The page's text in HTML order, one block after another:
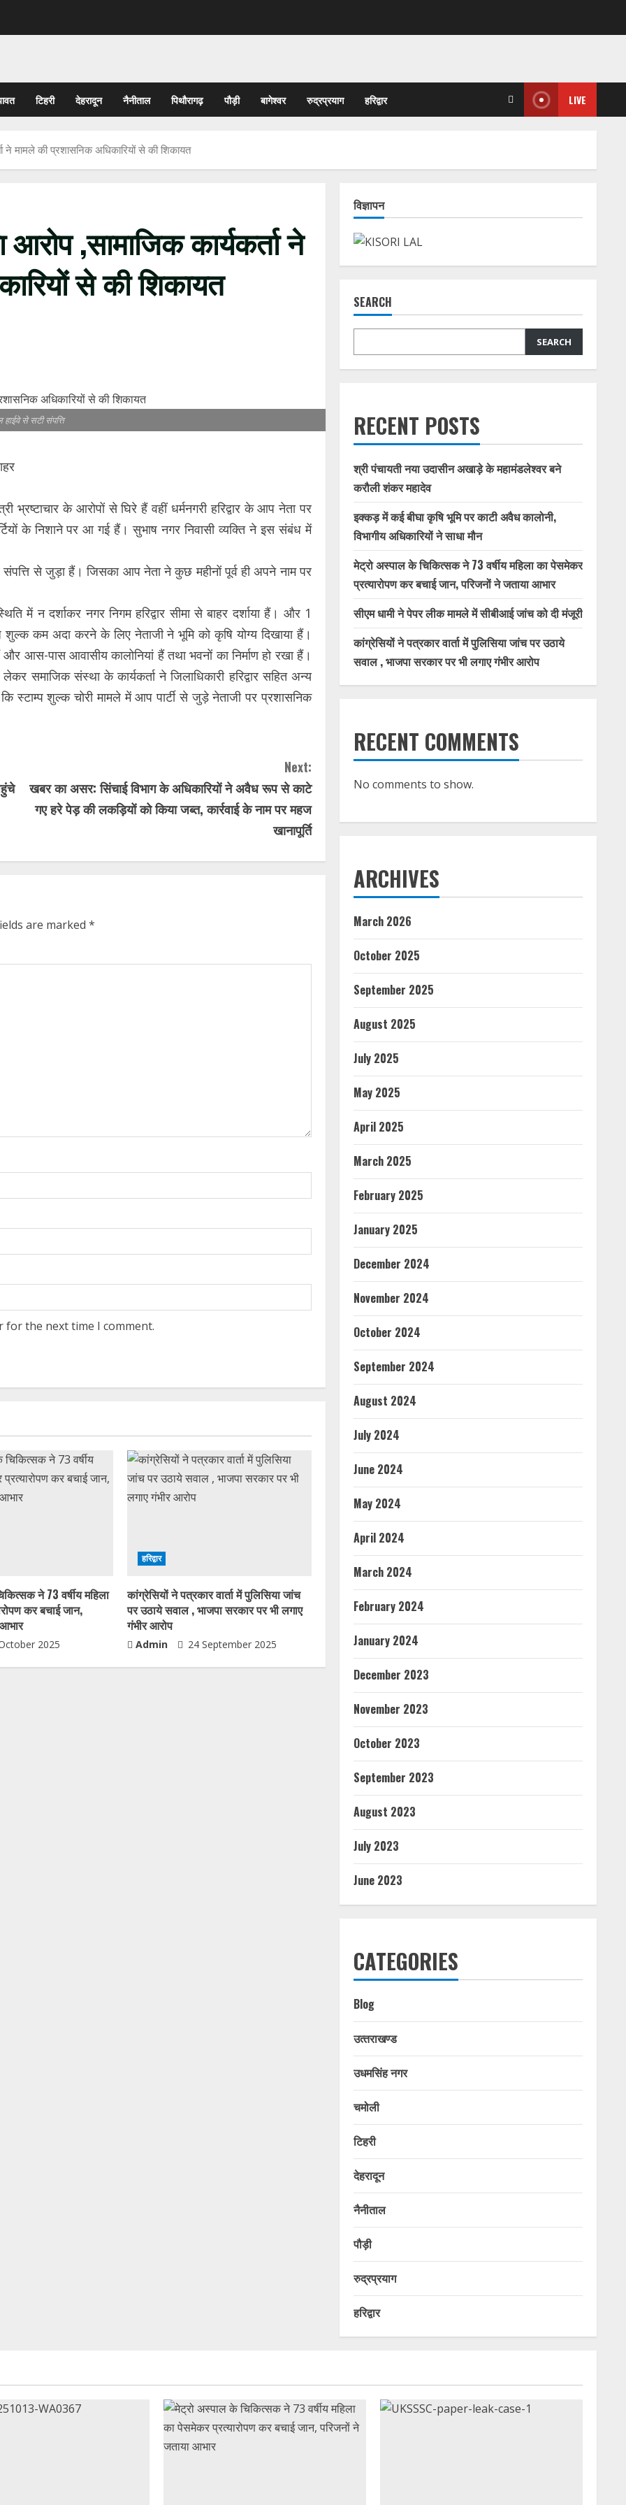
टिहरी देहरादून नैनीताल पिथौरागढ़ पौड़ी बागेश्वर रुद्रप्रयाग हरिद्वार LIVE
ने मामले की प्रशासनिक अधिकारियों से की शिकायत
,सामाजिक कार्यकर्ता ने
से की शिकायत
से सटी संपत्ति
भ्रष्टाचार के आरोपों से घिरे हैं वहीं धर्मनगरी हरिद्वार के आप नेता पर
के निशाने पर आ गई हैं। सुभाष नगर निवासी व्यक्ति ने इस संबंध में
से जुड़ा हैं। जिसका आप नेता ने कुछ महीनों पूर्व ही अपने नाम पर
में न दर्शाकर नगर निगम हरिद्वार सीमा से बाहर दर्शाया हैं। और 1
शुल्क कम अदा करने के लिए नेताजी ने भूमि को कृषि योग्य दिखाया हैं।
आस-पास आवासीय कालोनियां हैं तथा भवनों का निर्माण हो रखा हैं।
समाजिक संस्था के कार्यकर्ता ने जिलाधिकारी हरिद्वार सहित अन्य
स्टाम्प शुल्क चोरी मामले में आप पार्टी से जुड़े नेताजी पर प्रशासनिक
Next:
खबर का असर: सिंचाई विभाग के अधिकारियों ने अवैध रूप से काटे
गए हरे पेड़ की लकड़ियों को किया जब्त, कार्रवाई के नाम पर महज
खानापूर्ति
are marked *
for the next time I comment.
ने 73 वर्षीय महिला
कर बचाई जान,
2025
हरिद्वार
कांग्रेसियों ने पत्रकार वार्ता में पुलिसिया जांच
पर उठाये सवाल , भाजपा सरकार पर भी लगाए
गंभीर आरोप
Admin 24 September 2025
विज्ञापन
SEARCH
SEARCH
RECENT POSTS
श्री पंचायती नया उदासीन अखाड़े के महामंडलेश्वर बने
करौली शंकर महादेव
इक्कड़ में कई बीघा कृषि भूमि पर काटी अवैध कालोनी,
विभागीय अधिकारियों ने साधा मौन
मेट्रो अस्पाल के चिकित्सक ने 73 वर्षीय महिला का पेसमेकर
प्रत्यारोपण कर बचाई जान, परिजनों ने जताया आभार
सीएम धामी ने पेपर लीक मामले में सीबीआई जांच को दी मंजूरी
कांग्रेसियों ने पत्रकार वार्ता में पुलिसिया जांच पर उठाये
सवाल , भाजपा सरकार पर भी लगाए गंभीर आरोप
RECENT COMMENTS
No comments to show.
ARCHIVES
March 2026
October 2025
September 2025
August 2025
July 2025
May 2025
April 2025
March 2025
February 2025
January 2025
December 2024
November 2024
October 2024
September 2024
August 2024
July 2024
June 2024
May 2024
April 2024
March 2024
February 2024
January 2024
December 2023
November 2023
October 2023
September 2023
August 2023
July 2023
June 2023
CATEGORIES
Blog
उत्‍तराखण्‍ड
उधमसिंह नगर
चमोली
टिहरी
देहरादून
नैनीताल
पौड़ी
रुद्रप्रयाग
हरिद्वार